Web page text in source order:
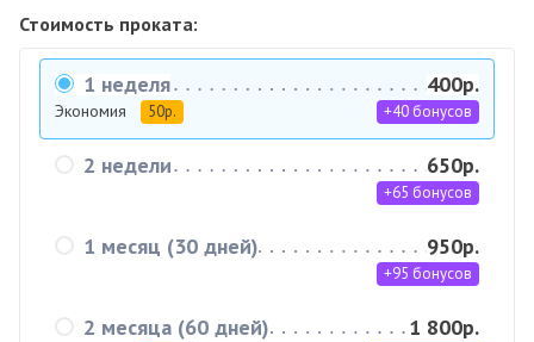
Стоимость проката:
1 неделя 400р.
Экономия 50р. +40 бонусов
2 недели 650р.
+65 бонусов
1 месяц (30 дней) 950р.
+95 бонусов
2 месяца (60 дней) 1 800р.